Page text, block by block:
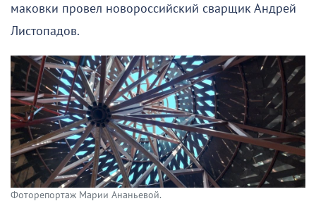
маковки провел новороссийский сварщик Андрей
Листопадов.
Фоторепортаж Марии Ананьевой.